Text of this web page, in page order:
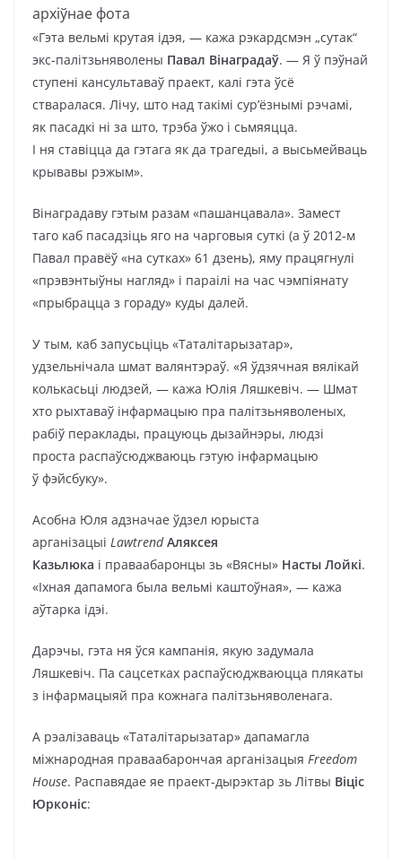
архіўнае фота
«Гэта вельмі крутая ідэя, — кажа рэкардсмэн „сутак“
экс-палітзьняволены Павал Вінаградаў. — Я ў пэўнай
ступені кансультаваў праект, калі гэта ўсё
стваралася. Лічу, што над такімі сур’ёзнымі рэчамі,
як пасадкі ні за што, трэба ўжо і сьмяяцца.
І ня ставіцца да гэтага як да трагедыі, а высьмейваць
крывавы рэжым».
Вінаградаву гэтым разам «пашанцавала». Замест
таго каб пасадзіць яго на чарговыя суткі (а ў 2012-м
Павал правёў «на сутках» 61 дзень), яму працягнулі
«прэвэнтыўны нагляд» і параілі на час чэмпіянату
«прыбрацца з гораду» куды далей.
У тым, каб запусьціць «Таталітарызатар»,
удзельнічала шмат валянтэраў. «Я ўдзячная вялікай
колькасьці людзей, — кажа Юлія Ляшкевіч. — Шмат
хто рыхтаваў інфармацыю пра палітзьняволеных,
рабіў пераклады, працуюць дызайнэры, людзі
проста распаўсюджваюць гэтую інфармацыю
ў фэйсбуку».
Асобна Юля адзначае ўдзел юрыста
арганізацыі Lawtrend Аляксея
Казьлюка і праваабаронцы зь «Вясны» Насты Лойкі.
«Іхная дапамога была вельмі каштоўная», — кажа
аўтарка ідэі.
Дарэчы, гэта ня ўся кампанія, якую задумала
Ляшкевіч. Па сацсетках распаўсюджваюцца плякаты
з інфармацыяй пра кожнага палітзьняволенага.
А рэалізаваць «Таталітарызатар» дапамагла
міжнародная праваабарончая арганізацыя Freedom
House. Распавядае яе праект-дырэктар зь Літвы Віціс
Юрконіс: